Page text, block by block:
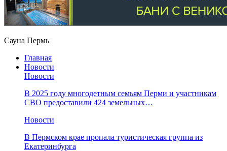
Сауна Пермь
Главная
Новости
Новости
В 2025 году многодетным семьям Перми и участникам
СВО предоставили 424 земельных…
Новости
​В Пермском крае пропала туристическая группа из
Екатеринбурга